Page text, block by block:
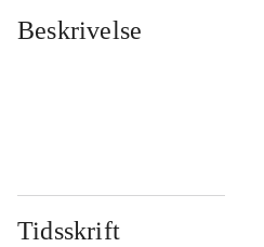
Beskrivelse
Tidsskrift